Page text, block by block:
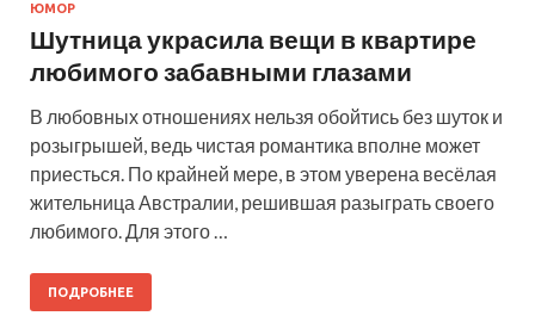
ЮМОР
Шутница украсила вещи в квартире
любимого забавными глазами
В любовных отношениях нельзя обойтись без шуток и
розыгрышей, ведь чистая романтика вполне может
приесться. По крайней мере, в этом уверена весёлая
жительница Австралии, решившая разыграть своего
любимого. Для этого …
ПОДРОБНЕЕ